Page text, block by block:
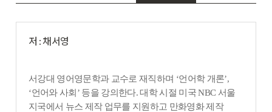
저 : 채서영
서강대 영어영문학과 교수로 재직하며 ‘언어학 개론’,
‘언어와 사회’ 등을 강의한다.대학 시절 미국NBC 서울
지국에서 뉴스 제작 업무를 지원하고 만화영화 제작